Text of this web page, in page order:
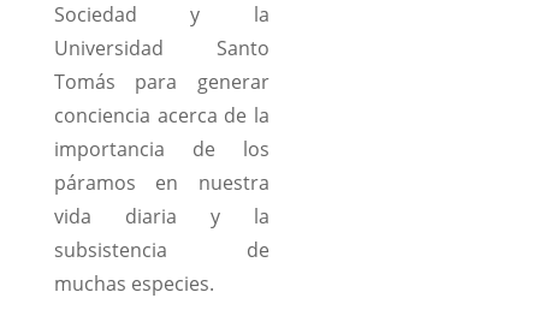
Sociedad y la
Universidad Santo
Tomás para generar
conciencia acerca de la
importancia de los
páramos en nuestra
vida diaria y la
subsistencia de
muchas especies.